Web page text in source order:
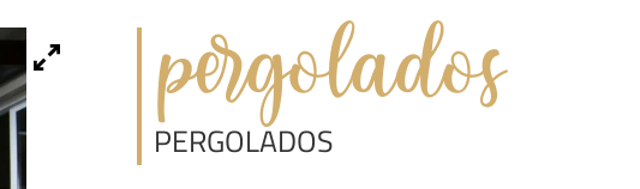
pergolados
PERGOLADOS